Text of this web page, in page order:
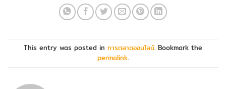
This entry was posted in การตลาดออนไลน์. Bookmark the
permalink.